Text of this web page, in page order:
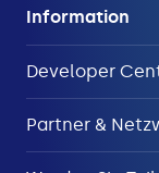
Information
Developer
Partner &